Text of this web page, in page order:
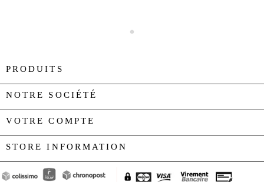
PRODUITS
NOTRE SOCIÉTÉ
VOTRE COMPTE
STORE INFORMATION